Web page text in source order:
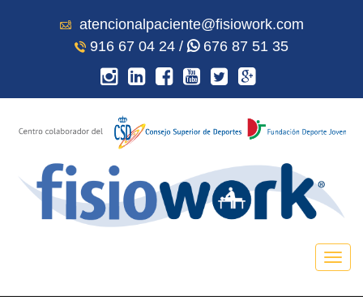
atencionalpaciente@fisiowork.com
916 67 04 24 /
676 87 51 35